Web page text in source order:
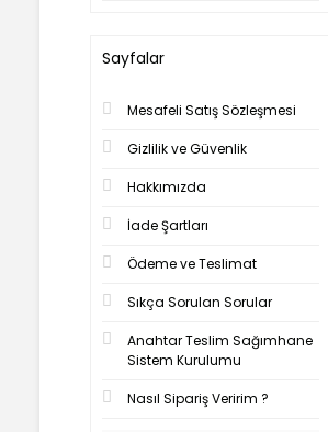
Sayfalar
Mesafeli Satış Sözleşmesi
Gizlilik ve Güvenlik
Hakkımızda
İade Şartları
Ödeme ve Teslimat
Sıkça Sorulan Sorular
Anahtar Teslim Sağımhane
Sistem Kurulumu
Nasıl Sipariş Veririm ?